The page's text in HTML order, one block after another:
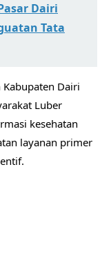
Dairi
Tata
Kabupaten Dairi
Luber
kesehatan
layanan primer